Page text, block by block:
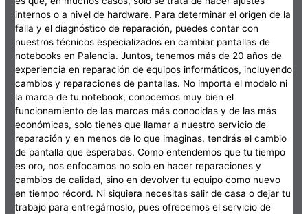
internos o a nivel de hardware. Para determinar el origen de la
falla y el diagnóstico de reparación, puedes contar con
nuestros técnicos especializados en cambiar pantallas de
notebooks en Palencia. Juntos, tenemos más de 20 años de
experiencia en reparación de equipos informáticos, incluyendo
cambios y reparaciones de pantallas. No importa el modelo ni
la marca de tu notebook, conocemos muy bien el
funcionamiento de las marcas más conocidas y de las más
económicas, solo tienes que llamar a nuestro servicio de
reparación y en menos de lo que imaginas, tendrás el cambio
de pantalla que esperabas. Como entendemos que tu tiempo
es oro, nos enfocamos no solo en hacer reparaciones y
cambios de calidad, sino en devolver tu equipo como nuevo
en tiempo récord. Ni siquiera necesitas salir de casa o dejar tu
trabajo para entregárnoslo, pues ofrecemos el servicio de